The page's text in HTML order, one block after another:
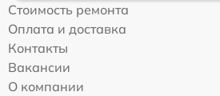
Стоимость ремонта
Оплата и доставка
Контакты
Вакансии
О компании